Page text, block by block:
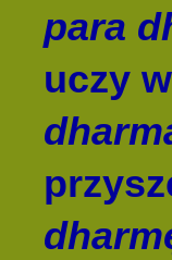
para
uczy